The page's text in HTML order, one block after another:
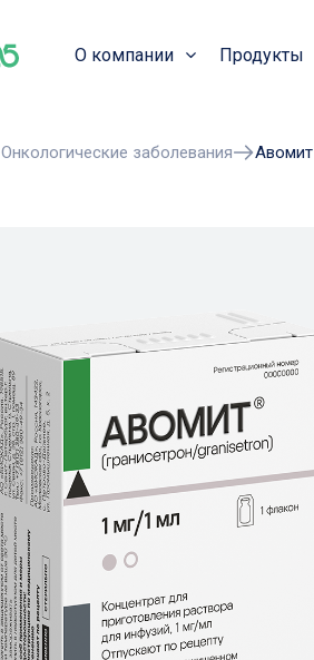
О компании Продукты
Онкологические заболевания Авомит